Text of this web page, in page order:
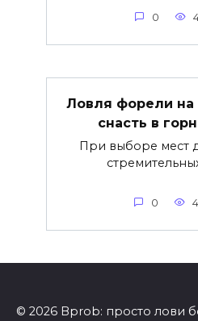
0
Ловля форели на
снасть в
При выборе мест
0
© 2026 Bprob: просто лови